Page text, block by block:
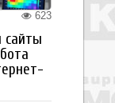
623